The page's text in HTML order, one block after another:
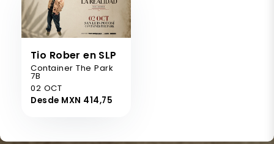
Tio Rober en SLP
Container The Park
7B
02 OCT
Desde MXN 414,75